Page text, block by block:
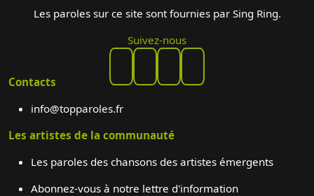
Les paroles sur ce site sont fournies par Sing Ring.
Suivez-nous
Contacts
info@topparoles.fr
Les artistes de la communauté
Les paroles des chansons des artistes émergents
Abonnez-vous à notre lettre d'information